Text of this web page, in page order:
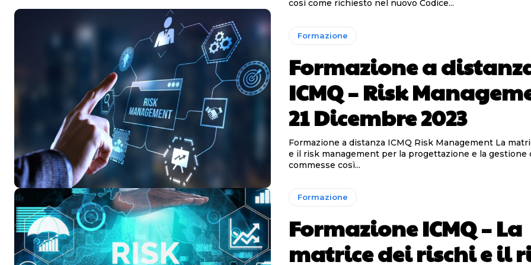
così come richiesto nel nuovo Codice...
Formazione
Formazione a
ICMQ – Risk
21 Dicembre 2023
Formazione a distanza ICMQ Risk Management La matrice dei rischi
e il risk management per la progettazione e la gestione
commesse così...
Formazione
Formazione ICMQ – La
matrice dei rischi e il